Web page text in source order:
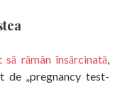
rămân însărcinată,
de „pregnancy test-